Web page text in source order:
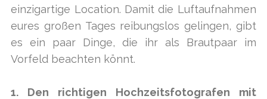
einzigartige Location. Damit die Luftaufnahmen
eures großen Tages reibungslos gelingen, gibt
es ein paar Dinge, die ihr als Brautpaar im
Vorfeld beachten könnt.
1. Den richtigen Hochzeitsfotografen mit